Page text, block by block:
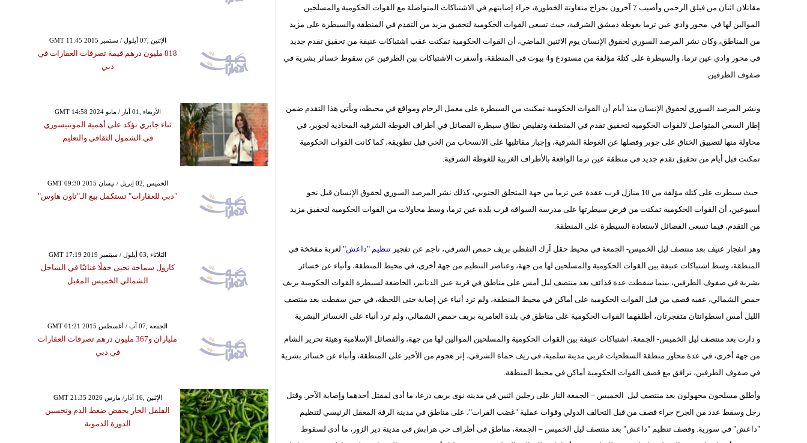
مقاتلان اثنان من فيلق الرحمن وأصيب 7 آخرون بجراح متفاوتة الخطورة، جراء إصابتهم في الاشتباكات المتواصلة مع القوات الحكومية والمسلحين
الموالين لها في محور وادي عين ترما بغوطة دمشق الشرقية، حيث تسعى القوات الحكومية لتحقيق مزيد من التقدم في المنطقة والسيطرة على مزيد
من المناطق، وكان نشر المرصد السوري لحقوق الإنسان يوم الاثنين الماضي، أن القوات الحكومية تمكنت عقب اشتباكات عنيفة من تحقيق تقدم جديد
في محور وادي عين ترما، والسيطرة على كتلة مؤلفة من مستودع و4 بيوت في المنطقة، وأسفرت الاشتباكات بين الطرفين عن سقوط خسائر بشرية في
صفوف الطرفين.
ونشر المرصد السوري لحقوق الإنسان منذ أيام أن القوات الحكومية تمكنت من السيطرة على معمل الرخام ومواقع في محيطه، ويأتي هذا التقدم ضمن
إطار السعي المتواصل لالقوات الحكومية لتحقيق تقدم في المنطقة وتقليص نطاق سيطرة الفصائل في أطراف الغوطة الشرقية المحاذية لجوبر، في
محاولة منها لتضييق الخناق على جوبر وفصلها عن الغوطة الشرقية، وإجبار مقاتليها على الانسحاب من الحي قبل تطويقه، كما كانت القوات الحكومية
تمكنت قبل أيام من تحقيق تقدم جديد في منطقة عين ترما الواقعة بالأطراف الغربية للغوطة الشرقية.
حيث سيطرت على كتلة مؤلفة من 10 منازل قرب عقدة عين ترما من جهة المتحلق الجنوبي، كذلك نشر المرصد السوري لحقوق الإنسان قبل نحو
أسبوعين، أن القوات الحكومية تمكنت من فرض سيطرتها على مدرسة السواقة قرب بلدة عين ترما، وسط محاولات من القوات الحكومية لتحقيق مزيد
من التقدم، فيما تسعى الفصائل لاستعادة السيطرة على المنطقة.
وهز انفجار عنيف بعد منتصف ليل الخميس- الجمعة في محيط حقل آرك النفطي بريف حمص الشرقي، ناجم عن تفجير تنظيم "داعش" لعربة مفخخة في
المنطقة، وسط اشتباكات عنيفة بين القوات الحكومية والمسلحين لها من جهة، وعناصر التنظيم من جهة أخرى، في محيط المنطقة، وأنباء عن خسائر
بشرية في صفوف الطرفين، بينما سقطت عدة قذائف بعد منتصف ليل أمس على مناطق في قرية عين الدنانير، الخاضعة لسيطرة القوات الحكومية بريف
حمص الشمالي، عقبه قصف من قبل القوات الحكومية على أماكن في محيط المنطقة، ولم ترد أنباء عن إصابة حتى اللحظة، في حين سقطت بعد منتصف
الليل أمس اسطوانتان متفجرتان، أطلقهما القوات الحكومية على مناطق في بلدة العامرية بريف حمص الشمالي، ولم ترد أنباء على الخسائر البشرية
و دارت بعد منتصف ليل الخميس- الجمعة، اشتباكات عنيفة بين القوات الحكومية والمسلحين الموالين لها من جهة، والفصائل الإسلامية وهيئة تحرير الشام
من جهة أخرى، في عدة محاور منطقة السطحيات غربي مدينة سلمية، في ريف حماة الشرقي، إثر هجوم من الأخير على المنطقة، وأنباء عن خسائر بشرية
في صفوف الطرفين، ترافق مع قصف القوات الحكومية أماكن في محيط المنطقة.
وأطلق مسلحون مجهولون بعد منتصف ليل الخميس – الجمعة النار على رجلين اثنين في مدينة نوى بريف درعا، ما أدى لمقتل أحدهما وإصابة الآخر. وقتل
رجل وسقط عدد من الجرح جراء قصف من قبل التحالف الدولي وقوات عملية "غضب الفرات"، على مناطق في مدينة الرقة المعقل الرئيسي لتنظيم
"داعش" في سورية. وقصف تنظيم "داعش" بعد منتصف ليل الخميس – الجمعة، مناطق في أطراف حي هرابش في مدينة دير الزور، ما أدى لسقوط
GMT 11:45 2015 الإثنين ,07 أيلول / سبتمبر
818 مليون درهم قيمة تصرفات العقارات في
دبي
GMT 14:58 2024 الأربعاء ,01 أيار / مايو
ثناء جابري تؤكد على أهمية المونتيسوري
في الشمول الثقافي والتعليم
GMT 09:30 2015 الخميس ,02 إبريل / نيسان
"دبي للعقارات" تستكمل بيع الـ"تاون هاوس"
GMT 17:19 2019 الثلاثاء ,03 أيلول / سبتمبر
كارول سماحة تحيى حفلًا غنائيًا في الساحل
الشمالي الخميس المقبل
GMT 01:21 2015 الجمعة ,07 آب / أغسطس
ملياران و367 مليون درهم تصرفات العقارات
في دبي
GMT 21:35 2026 الإثنين ,16 آذار/ مارس
الفلفل الحار يخفض ضغط الدم وتحسين
الدورة الدموية